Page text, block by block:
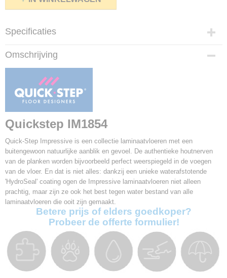
Specificaties
Productcode
5415125119325
Afmetingen (l,b,h)
138 x 19 x 0,80 cm
1,84 m2
Aantal planken per pak
7
Garantie
25 jaar
V-groef
4V
Gebruiksklasse
AC4
Uniclic
Vloerverwarming
Omschrijving
Quickstep IM1854
Quick-Step Impressive is een collectie laminaatvloeren met een
buitengewoon natuurlijke aanblik en gevoel. De authentieke houtnerven
van de planken worden bijvoorbeeld perfect weerspiegeld in de voegen
van de vloer. En dat is niet alles: dankzij een unieke waterafstotende
'HydroSeal' coating ogen de Impressive laminaatvloeren niet alleen
prachtig, maar zijn ze ook het best tegen water bestand van alle
laminaatvloeren die ooit zijn gemaakt.
Betere prijs of elders goedkoper?
Probeer de offerte formulier!